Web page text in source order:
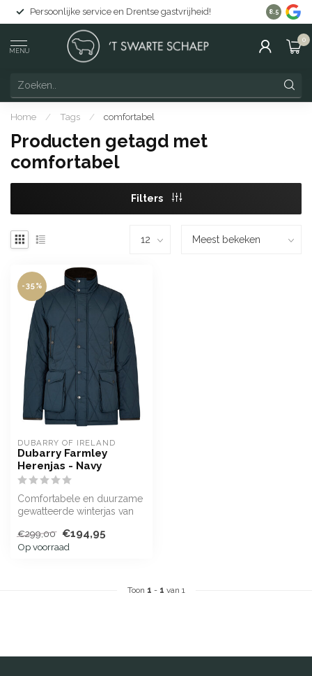
Persoonlijke service en Drentse gastvrijheid! Gratis
8.5
MENU
0
Home / Tags / comfortabel
Producten getagd met
comfortabel
Filters
-35%
DUBARRY OF IRELAND
Dubarry Farmley
Herenjas - Navy
Comfortabele en duurzame
gewatteerde winterjas van
voo...
€299,00 €194,95
Op voorraad
Toon 1 - 1 van 1